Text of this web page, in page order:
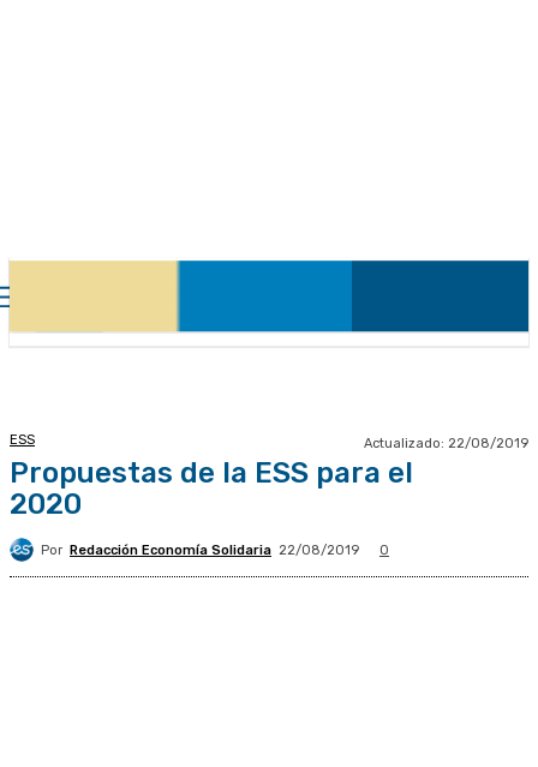
ESS Actualizado: 22/08/2019
Propuestas de la ESS para el
2020
Por Redacción Economía Solidaria 22/08/2019 0